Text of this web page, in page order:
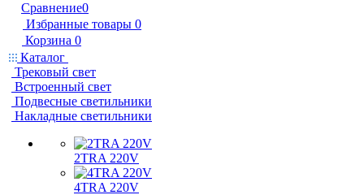
Сравнение0
Избранные товары 0
Корзина 0
Каталог
Трековый свет
Встроенный свет
Подвесные светильники
Накладные светильники
2TRA 220V
4TRA 220V